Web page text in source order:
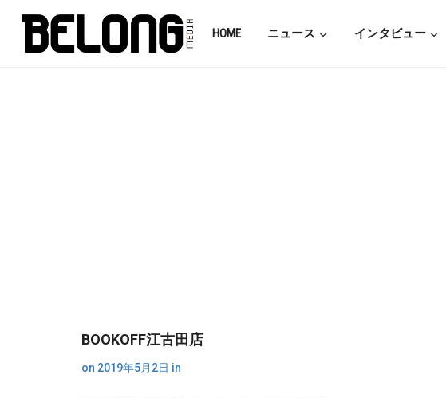
HOME ニュース インタビュー
BOOKOFF江古田店
on 2019年5月2日 in